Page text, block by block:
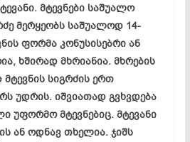
მტევნები საშუალო
მერყეობს საშუალოდ 14-
ფორმა კონუსისებრი ან
ხშირად მხრიანია. მხრების
სიგრძის ერთ
უდრის. იშვიათად გვხვდება
უფორმო მტევნებიც. მტევანი
ან ოდნავ თხელია. ჯიშს